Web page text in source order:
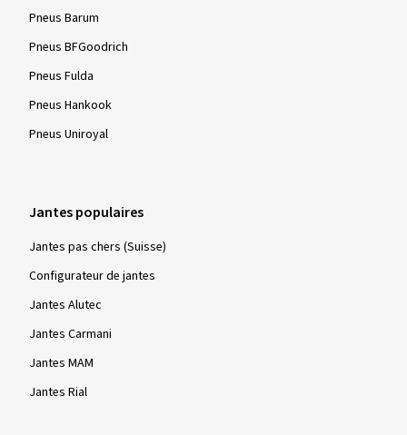
Pneus Barum
Pneus BFGoodrich
Pneus Fulda
Pneus Hankook
Pneus Uniroyal
Jantes populaires
Jantes pas chers (Suisse)
Configurateur de jantes
Jantes Alutec
Jantes Carmani
Jantes MAM
Jantes Rial